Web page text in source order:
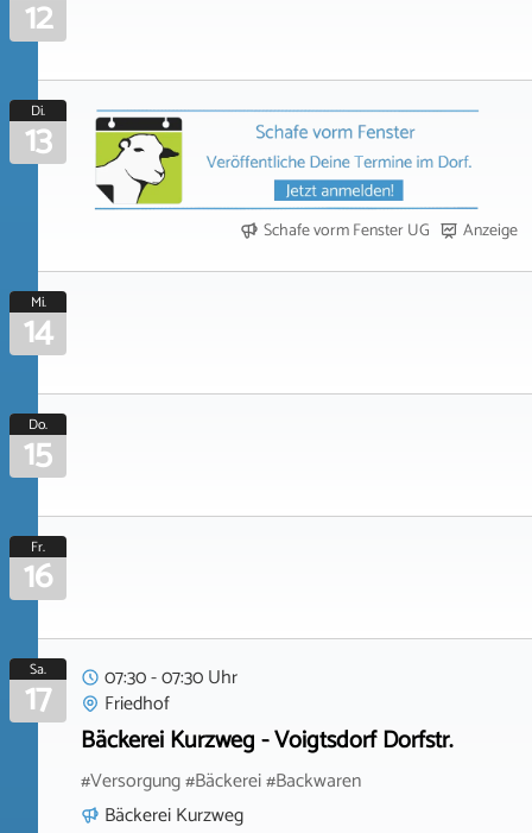
12
Di.
13
Schafe vorm Fenster UG Anzeige
Mi.
14
Do.
15
Fr.
16
Sa.
17
07:30 - 07:30 Uhr
Friedhof
Bäckerei Kurzweg - Voigtsdorf Dorfstr.
#Versorgung #Bäckerei #Backwaren
Bäckerei Kurzweg